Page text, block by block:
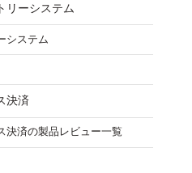
リーシステム
システム
決済
決済の製品レビュー一覧